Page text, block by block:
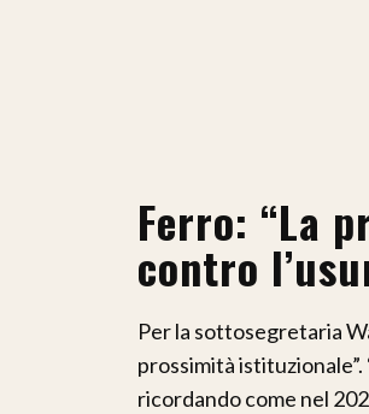
Ferro: “La
contro
Per la sottosegretaria
prossimità
ricordando come nel